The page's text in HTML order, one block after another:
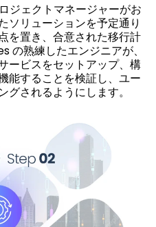
ジェクトマネージャーがお
ソリューションを予定通り
を置き、合意された移行計
の熟練したエンジニアが、
ービスをセットアップ、構
能することを検証し、ユー
されるようにします。